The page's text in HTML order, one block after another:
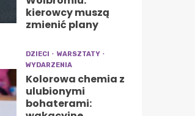
kierowcy muszą
zmienić plany
DZIECI
WARSZTATY
WYDARZENIA
Kolorowa chemia z
ulubionymi
bohaterami: